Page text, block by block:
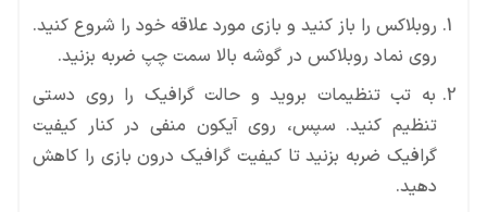
روبلاکس را باز کنید و بازی مورد علاقه خود را شروع کنید.
روی نماد روبلاکس در گوشه بالا سمت چپ ضربه بزنید.
به تب تنظیمات بروید و حالت گرافیک را روی دستی
تنظیم کنید. سپس، روی آیکون منفی در کنار کیفیت
گرافیک ضربه بزنید تا کیفیت گرافیک درون بازی را کاهش
دهید.